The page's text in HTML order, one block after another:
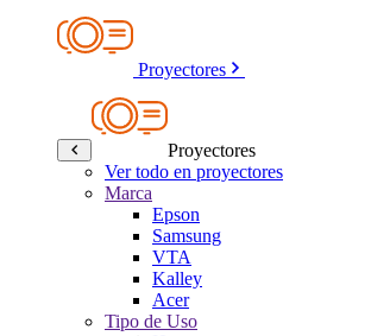
Proyectores
Proyectores
Ver todo en proyectores
Marca
Epson
Samsung
VTA
Kalley
Acer
Tipo de Uso